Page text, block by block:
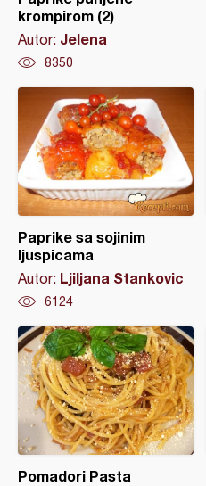
krompirom (2)
Autor: Jelena
8350
Paprike sa sojinim
ljuspicama
Autor: Ljiljana Stankovic
6124
Pomadori Pasta